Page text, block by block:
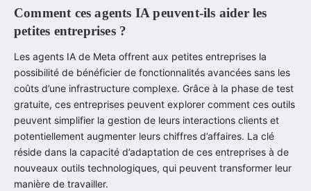
Comment ces agents IA peuvent-ils aider les
petites entreprises ?
Les agents IA de Meta offrent aux petites entreprises la
possibilité de bénéficier de fonctionnalités avancées sans les
coûts d’une infrastructure complexe. Grâce à la phase de test
gratuite, ces entreprises peuvent explorer comment ces outils
peuvent simplifier la gestion de leurs interactions clients et
potentiellement augmenter leurs chiffres d’affaires. La clé
réside dans la capacité d’adaptation de ces entreprises à de
nouveaux outils technologiques, qui peuvent transformer leur
manière de travailler.